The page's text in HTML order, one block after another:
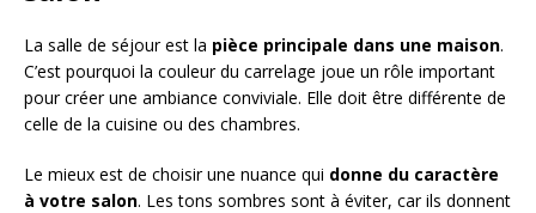
La salle de séjour est la pièce principale dans une maison.
C’est pourquoi la couleur du carrelage joue un rôle important
pour créer une ambiance conviviale. Elle doit être différente de
celle de la cuisine ou des chambres.
Le mieux est de choisir une nuance qui donne du caractère
à votre salon. Les tons sombres sont à éviter, car ils donnent